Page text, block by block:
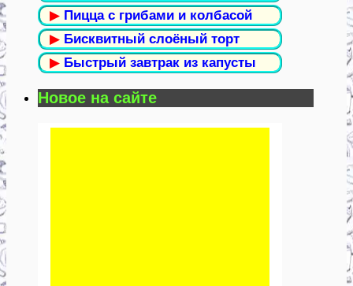
▶ Пицца с грибами и колбасой
▶ Бисквитный слоёный торт
▶ Быстрый завтрак из капусты
Новое на сайте